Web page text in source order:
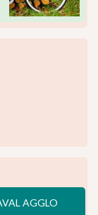
AGGLO